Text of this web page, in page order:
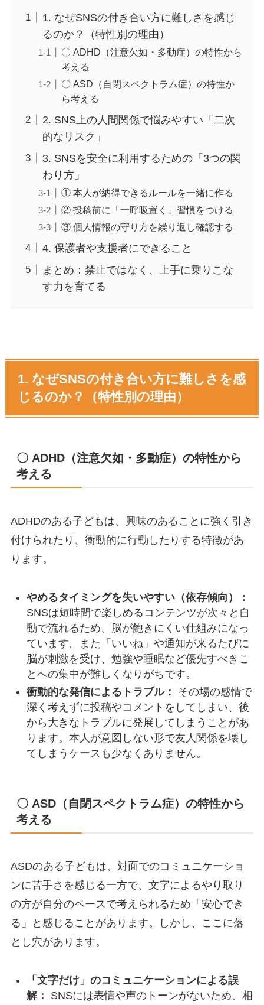
1. なぜSNSの付き合い方に難しさを感じ
るのか？（特性別の理由）
〇 ADHD（注意欠如・多動症）の特性から
考える
〇 ASD（自閉スペクトラム症）の特性か
ら考える
2. SNS上の人間関係で悩みやすい「二次
的なリスク」
3. SNSを安全に利用するための「3つの関
わり方」
① 本人が納得できるルールを一緒に作る
② 投稿前に「一呼吸置く」習慣をつける
③ 個人情報の守り方を繰り返し確認する
4. 保護者や支援者にできること
まとめ：禁止ではなく、上手に乗りこな
す力を育てる
1. なぜSNSの付き合い方に難しさを感
じるのか？（特性別の理由）
〇 ADHD（注意欠如・多動症）の特性から
考える
ADHDのある子どもは、興味のあることに強く引き
付けられたり、衝動的に行動したりする特徴があ
ります。
やめるタイミングを失いやすい（依存傾向）：
SNSは短時間で楽しめるコンテンツが次々と自
動で流れるため、脳が飽きにくい仕組みになっ
ています。また「いいね」や通知が来るたびに
脳が刺激を受け、勉強や睡眠など優先すべきこ
とへの集中が難しくなりがちです。
衝動的な発信によるトラブル：
その場の感情で
深く考えずに投稿やコメントをしてしまい、後
から大きなトラブルに発展してしまうことがあ
ります。本人が意図しない形で友人関係を壊し
てしまうケースも少なくありません。
〇 ASD（自閉スペクトラム症）の特性から
考える
ASDのある子どもは、対面でのコミュニケーショ
ンに苦手さを感じる一方で、文字によるやり取り
の方が自分のペースで考えられるため「安心でき
る」と感じることがあります。しかし、ここに落
とし穴があります。
「文字だけ」のコミュニケーションによる誤
解：
SNSには表情や声のトーンがないため、相